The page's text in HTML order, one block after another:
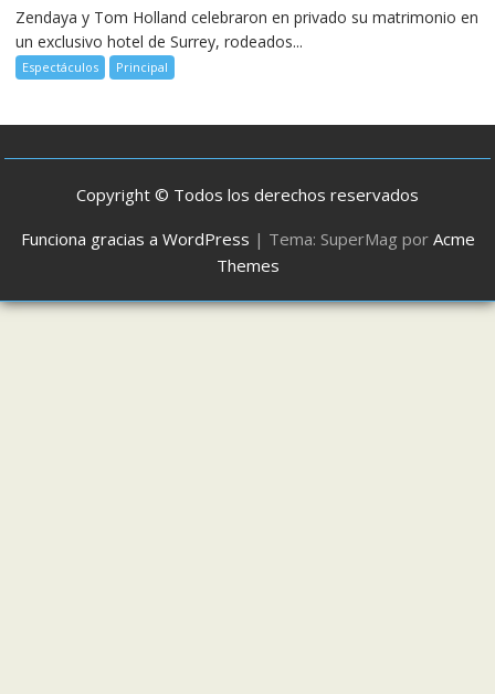
Zendaya y Tom Holland celebraron en privado su matrimonio en
un exclusivo hotel de Surrey, rodeados...
Espectáculos Principal
Copyright © Todos los derechos reservados
Funciona gracias a WordPress | Tema: SuperMag por Acme
Themes